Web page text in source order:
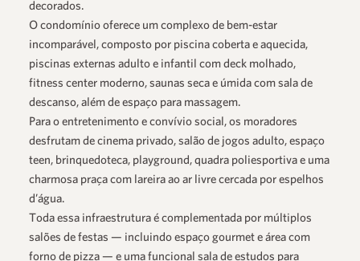
decorados.
O condomínio oferece um complexo de bem-estar
incomparável, composto por piscina coberta e aquecida,
piscinas externas adulto e infantil com deck molhado,
fitness center moderno, saunas seca e úmida com sala de
descanso, além de espaço para massagem.
Para o entretenimento e convívio social, os moradores
desfrutam de cinema privado, salão de jogos adulto, espaço
teen, brinquedoteca, playground, quadra poliesportiva e uma
charmosa praça com lareira ao ar livre cercada por espelhos
d’água.
Toda essa infraestrutura é complementada por múltiplos
salões de festas — incluindo espaço gourmet e área com
forno de pizza — e uma funcional sala de estudos para